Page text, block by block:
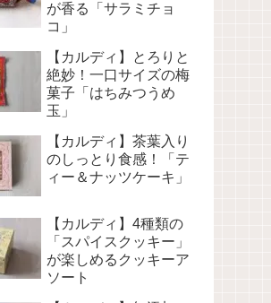
が香る「サラミチョ
コ」
【カルディ】とろりと
絶妙！一口サイズの梅
菓子「はちみつうめ
玉」
【カルディ】茶葉入り
のしっとり食感！「テ
ィー＆ナッツケーキ」
【カルディ】4種類の
「スパイスクッキー」
が楽しめるクッキーア
ソート